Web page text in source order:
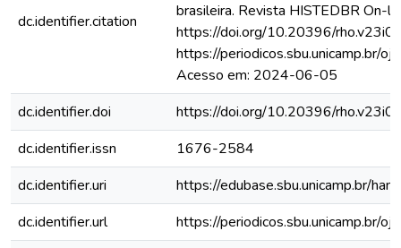
dc.identifier.citation
brasileira. Revista HISTEDBR On-
https://doi.org/10.20396/
https://periodicos.sbu.unicamp.br/
Acesso em: 2024-06-05
dc.identifier.doi
https://doi.org/10.20396/
dc.identifier.issn
1676-2584
dc.identifier.uri
https://edubase.sbu.unicamp.br/
dc.identifier.url
https://periodicos.sbu.unicamp.br/